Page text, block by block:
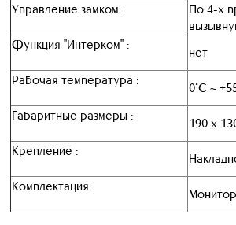
Управление замком :
По 4-х
Функция "Интерком" :
нет
Рабочая температура :
0°C ~
Габаритные размеры :
190 x
Крепление :
Комплектация :
Монитор